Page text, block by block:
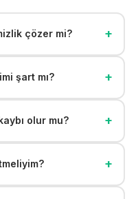
çözer mi? +
şart mı? +
olur mu? +
+